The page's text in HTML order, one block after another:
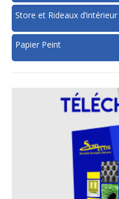
Store et Rideaux d’intérieur
Papier Peint